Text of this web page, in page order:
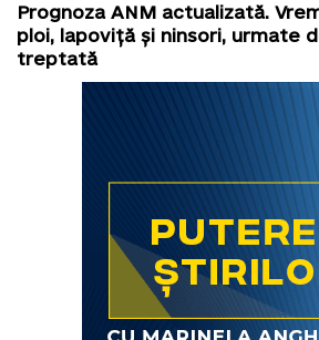
Prognoza ANM actualizată.
ploi, lapoviță și ninsori, urmate
treptată